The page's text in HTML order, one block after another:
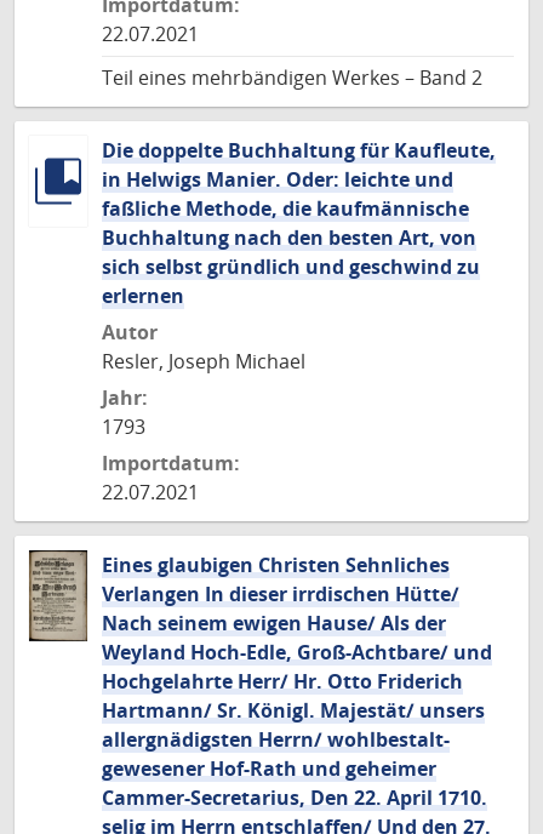
22.07.2021
Teil eines mehrbändigen Werkes – Band 2
Die doppelte Buchhaltung für Kaufleute,
in Helwigs Manier. Oder: leichte und
faßliche Methode, die kaufmännische
Buchhaltung nach den besten Art, von
sich selbst gründlich und geschwind zu
erlernen
Autor
Resler, Joseph Michael
Jahr:
1793
Importdatum:
22.07.2021
Eines glaubigen Christen Sehnliches
Verlangen In dieser irrdischen Hütte/
Nach seinem ewigen Hause/ Als der
Weyland Hoch-Edle, Groß-Achtbare/ und
Hochgelahrte Herr/ Hr. Otto Friderich
Hartmann/ Sr. Königl. Majestät/ unsers
allergnädigsten Herrn/ wohlbestalt-
gewesener Hof-Rath und geheimer
Cammer-Secretarius, Den 22. April 1710.
selig im Herrn entschlaffen/ Und den 27.